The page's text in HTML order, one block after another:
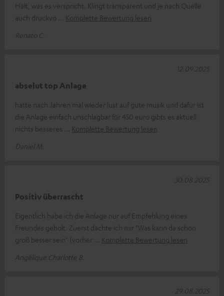
Hält, was es verspricht. Klingt transparent und je nach Quelle
auch druckvo
Komplette Bewertung lesen
Renato C.
abselut top Anlage
hatte nach Jahren mal wieder lust auf gute musik und dafür ist
die Anlage einfach unschlagbar für 450 euro gibts es aktuell
nichts besseres
Komplette Bewertung lesen
Daniel M.
12.09.2025
Positiv überrascht
Eigentlich habe ich die Anlage nur auf Empfehlung eines
Freundes geholt. Zuerst dachte ich mir "Was kann da schon
groß besser sein" (vorher
Komplette Bewertung lesen
Angélique Charlotte B.
30.08.2025
29.08.2025